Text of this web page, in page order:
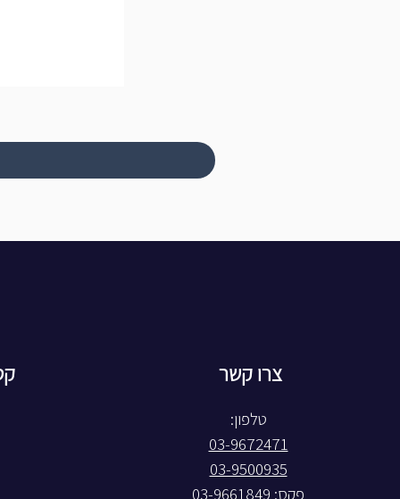
צרו קשר
טלפון:
03-9672471
03-9500935
פקס: 03-9661849